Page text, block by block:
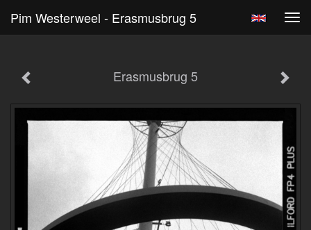
Pim Westerweel - Erasmusbrug 5
Erasmusbrug 5